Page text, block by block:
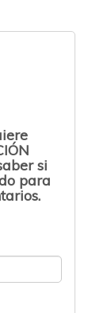
si
para